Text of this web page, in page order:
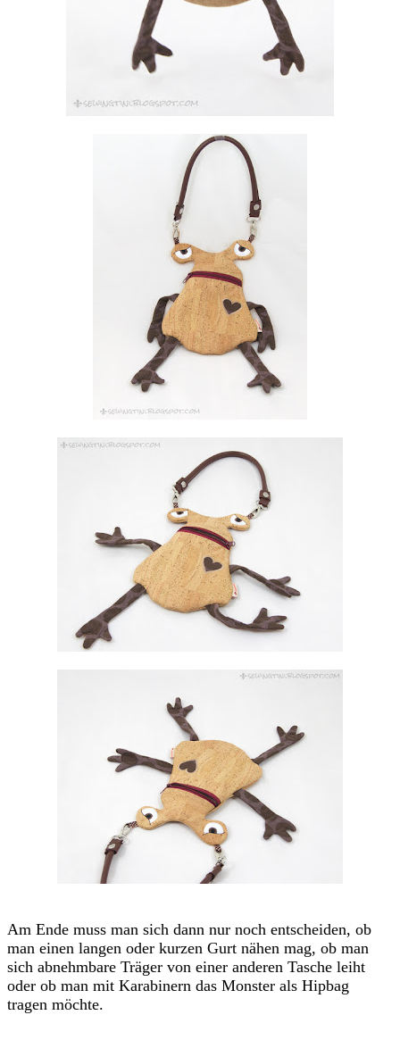
Am Ende muss man sich dann nur noch entscheiden, ob
man einen langen oder kurzen Gurt nähen mag, ob man
sich abnehmbare Träger von einer anderen Tasche leiht
oder ob man mit Karabinern das Monster als Hipbag
tragen möchte.